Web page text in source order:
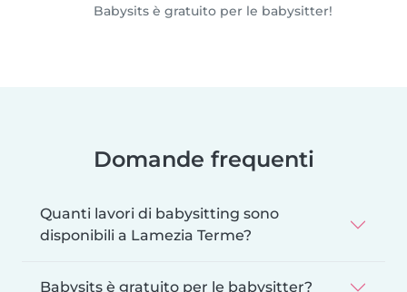
Babysits è gratuito per le babysitter!
Domande frequenti
Quanti lavori di babysitting sono
disponibili a Lamezia Terme?
Babysits è gratuito per le babysitter?